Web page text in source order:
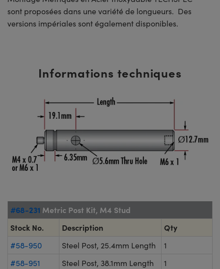
sont proposées dans une variété de longueurs. Des
versions impériales sont également disponibles.
Informations techniques
#68-231 Metric Post Kit, M4 Stud
Stock No.
Description Qty
#58-950 Steel Post, 25.4mm Length
1
#58-951
Steel Post, 38.1mm Length
1